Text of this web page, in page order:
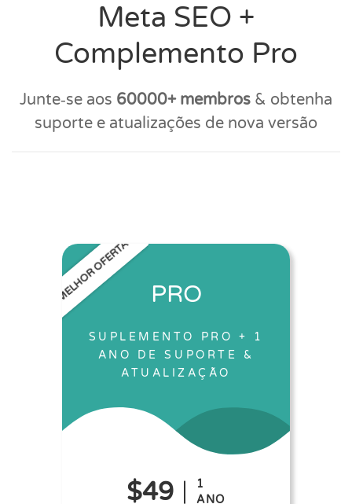
Meta SEO +
Complemento Pro
Junte‑se aos 60000+ membros & obtenha
suporte e atualizações de nova versão
MELHOR OFERTA PRO
SUPLEMENTO PRO + 1
ANO DE SUPORTE &
ATUALIZAÇÃO
$49
1
ANO